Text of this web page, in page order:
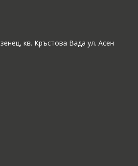
кв. Кръстова Вада ул. Асен